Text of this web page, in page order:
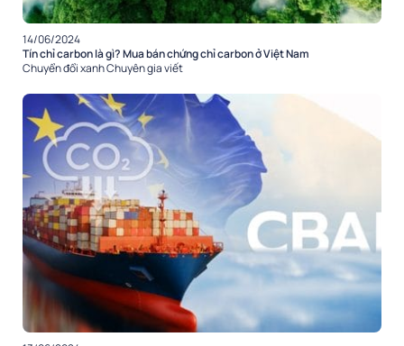
14/06/2024
Tín chỉ carbon là gì? Mua bán chứng chỉ carbon ở Việt Nam
Chuyển đổi xanhChuyên gia viết